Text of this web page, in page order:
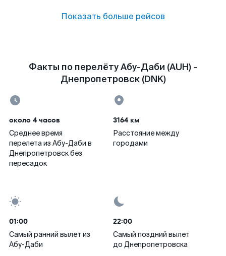
Показать больше рейсов
Факты по перелёту Абу-Даби (AUH) -
Днепропетровск (DNK)
около 4 часов
Среднее время
перелета из Абу-Даби в
Днепропетровск без
пересадок
3164 км
Расстояние между
городами
01:00
Самый ранний вылет из
Абу-Даби
22:00
Самый поздний вылет
до Днепропетровска